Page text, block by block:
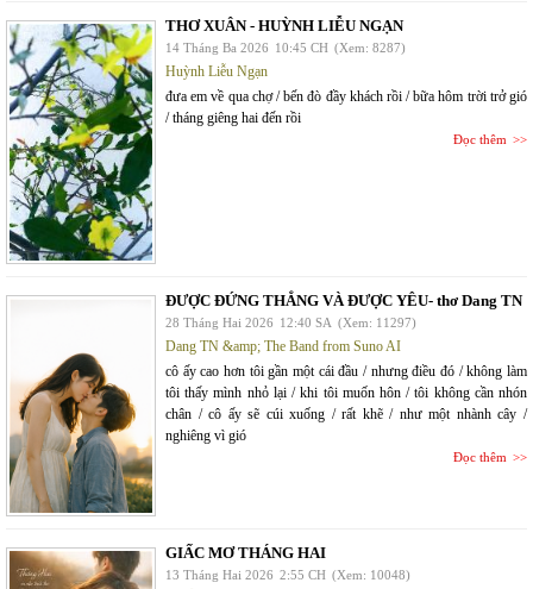
THƠ XUÂN - HUỲNH LIỄU NGẠN
14 Tháng Ba 2026 10:45 CH (Xem: 8287)
Huỳnh Liễu Ngạn
đưa em về qua chợ / bến đò đầy khách rồi / bữa hôm trời trở gió
/ tháng giêng hai đến rồi
Đọc thêm
ĐƯỢC ĐỨNG THẲNG VÀ ĐƯỢC YÊU- thơ Dang TN
28 Tháng Hai 2026 12:40 SA (Xem: 11297)
Dang TN &amp; The Band from Suno AI
cô ấy cao hơn tôi gần một cái đầu / nhưng điều đó / không làm
tôi thấy mình nhỏ lại / khi tôi muốn hôn / tôi không cần nhón
chân / cô ấy sẽ cúi xuống / rất khẽ / như một nhành cây /
nghiêng vì gió
Đọc thêm
GIẤC MƠ THÁNG HAI
13 Tháng Hai 2026 2:55 CH (Xem: 10048)